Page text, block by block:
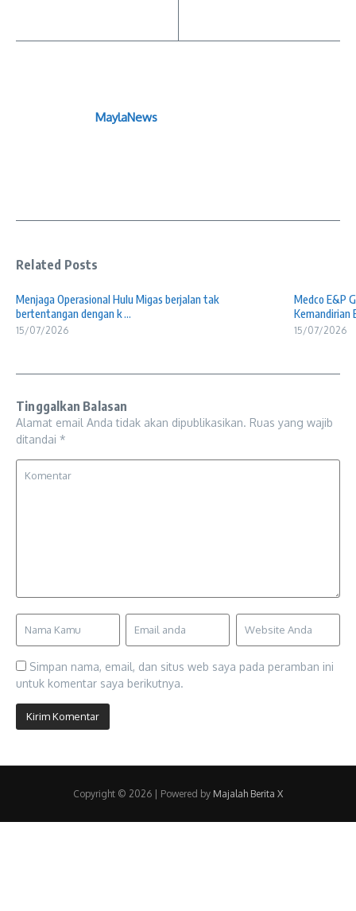
MaylaNews
Related Posts
Menjaga Operasional Hulu Migas berjalan tak
bertentangan dengan k ...
15/07/2026
Medco E&P
Kemandirian
15/07/2026
Tinggalkan Balasan
Alamat email Anda tidak akan dipublikasikan. Ruas yang wajib
ditandai *
Simpan nama, email, dan situs web saya pada peramban ini
untuk komentar saya berikutnya.
Copyright © 2026 | Powered by Majalah Berita X